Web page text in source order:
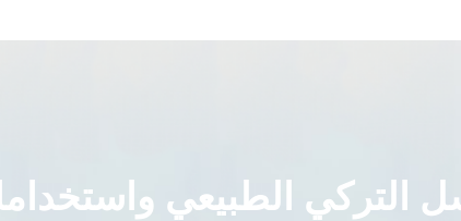
التركي الطبيعي